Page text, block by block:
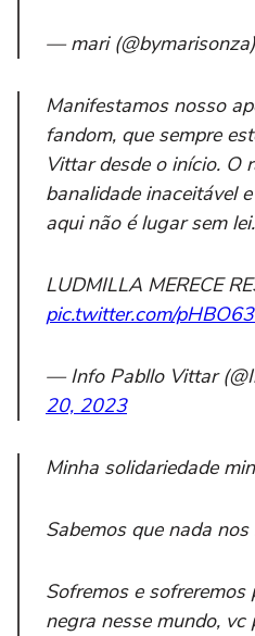
— mari (@bymarisonza)
Manifestamos nosso
fandom, que sempre
Vittar desde o início. O
banalidade inaceitável
aqui não é lugar sem
LUDMILLA MERECE
pic.twitter.com/
— Info Pabllo Vittar
20, 2023
Minha solidariedade
Sabemos que nada
Sofremos e sofreremos
negra nesse mundo,